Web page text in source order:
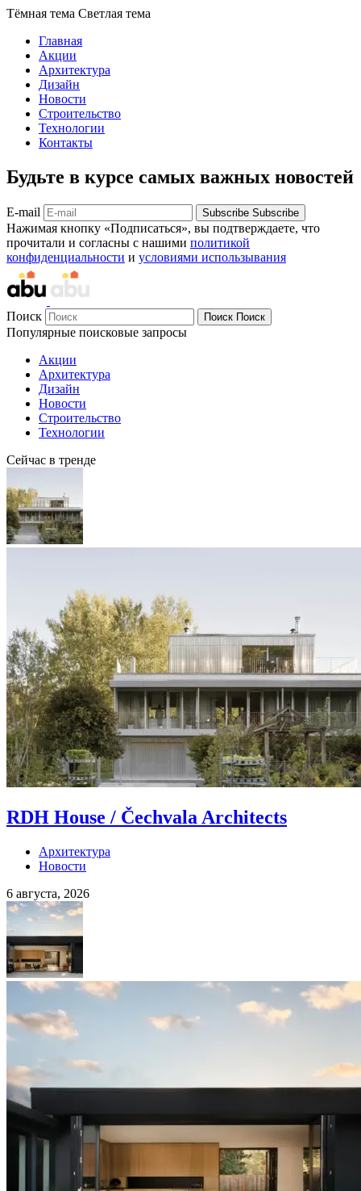
Тёмная тема Светлая тема
Главная
Акции
Архитектура
Дизайн
Новости
Строительство
Технологии
Контакты
Будьте в курсе самых важных новостей
E-mail Subscribe Subscribe
Нажимая кнопку «Подписаться», вы подтверждаете, что
прочитали и согласны с нашими политикой
конфиденциальности и условиями использывания
Поиск Поиск Поиск
Популярные поисковые запросы
Акции
Архитектура
Дизайн
Новости
Строительство
Технологии
Сейчас в тренде
RDH House / Čechvala Architects
Архитектура
Новости
6 августа, 2026